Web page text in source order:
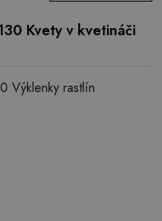
Kvety v kvetináči